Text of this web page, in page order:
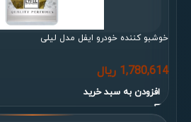
خوشبو کننده خودرو ایفل مدل لیلی
1,780,614 ریال
افزودن به سبد خرید